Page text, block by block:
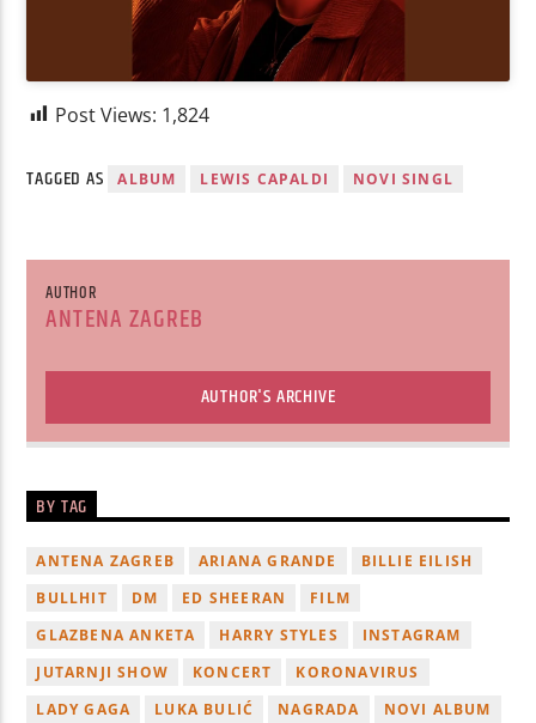
Post Views: 1,824
TAGGED AS ALBUM LEWIS CAPALDI NOVI SINGL
AUTHOR
ANTENA ZAGREB
AUTHOR'S ARCHIVE
BY TAG
ANTENA ZAGREB ARIANA GRANDE
BILLIE EILISH
BULLHIT
DM ED SHEERAN
FILM
GLAZBENA ANKETA
HARRY STYLES
INSTAGRAM
JUTARNJI SHOW
KONCERT
KORONAVIRUS
LADY GAGA
LUKA BULIĆ NAGRADA
NOVI ALBUM